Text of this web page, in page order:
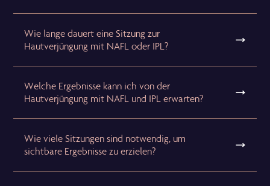
Wie lange dauert eine Sitzung zur
Hautverjüngung mit NAFL oder IPL?
Welche Ergebnisse kann ich von der
Hautverjüngung mit NAFL und IPL erwarten?
Wie viele Sitzungen sind notwendig, um
sichtbare Ergebnisse zu erzielen?